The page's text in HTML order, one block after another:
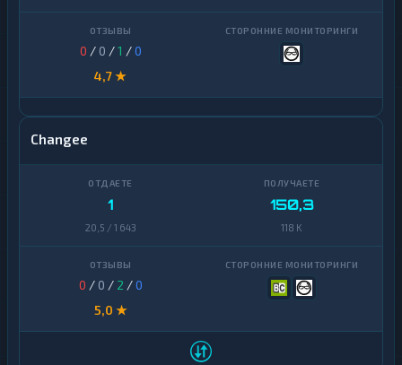
0 / 0 /1 /0
4,7 ★
Changee
1
20,5 / 1 643
150,3
118 K
0 / 0 / 2 /0
5,0 ★